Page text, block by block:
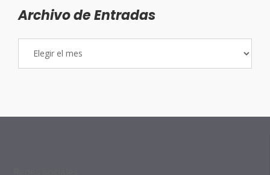
Archivo de Entradas